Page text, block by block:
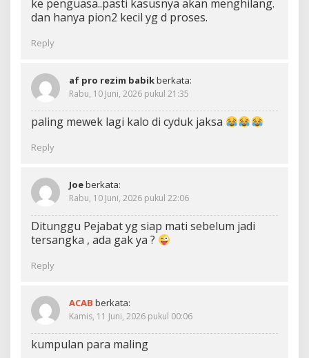
ke penguasa..pasti kasusnya akan menghilang.
dan hanya pion2 kecil yg d proses.
Reply
af pro rezim babikberkata:
Rabu, 10 Juni, 2026 pukul 21:35
paling mewek lagi kalo di cyduk jaksa
Reply
Joeberkata:
Rabu, 10 Juni, 2026 pukul 22:06
Ditunggu Pejabat yg siap mati sebelum jadi
tersangka , ada gak ya ?
Reply
ACAB berkata:
Kamis, 11 Juni, 2026 pukul 00:06
kumpulan para maling